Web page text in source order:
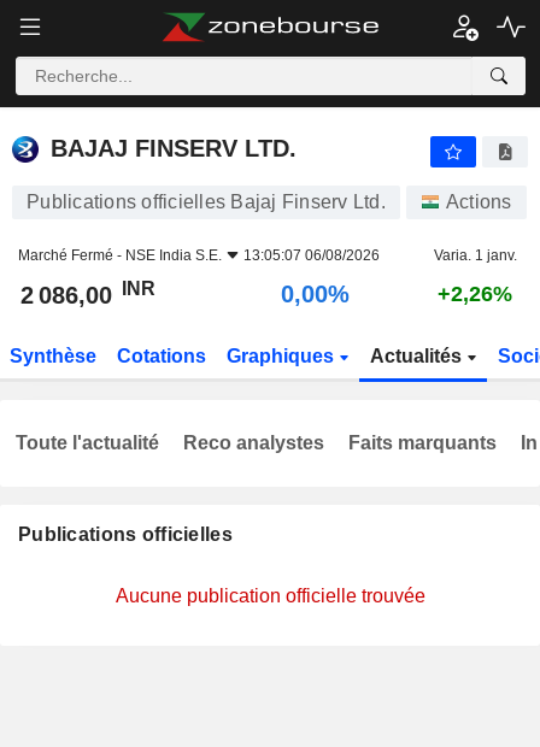
BAJAJ FINSERV LTD.
BAJAJ FINSERV LTD.
Publications officielles Bajaj Finserv Ltd. Actions
Marché Fermé - NSE India S.E. 13:05:07 06/08/2026 Varia. 1 janv.
2 086,00 INR 0,00% +2,26%
Synthèse Cotations Graphiques Actualités
Publications officielles
Aucune publication officielle trouvée
Toute l'actualité Reco analystes Faits marquants